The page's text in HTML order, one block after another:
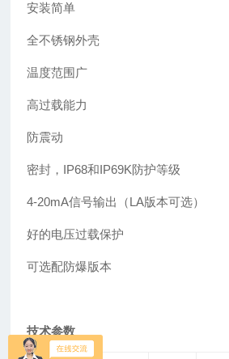
安装简单
全不锈钢外壳
温度范围广
高过载能力
防震动
密封，IP68和IP69K防护等级
4-20mA信号输出（LA版本可选）
好的电压过载保护
可选配防爆版本
技术参数